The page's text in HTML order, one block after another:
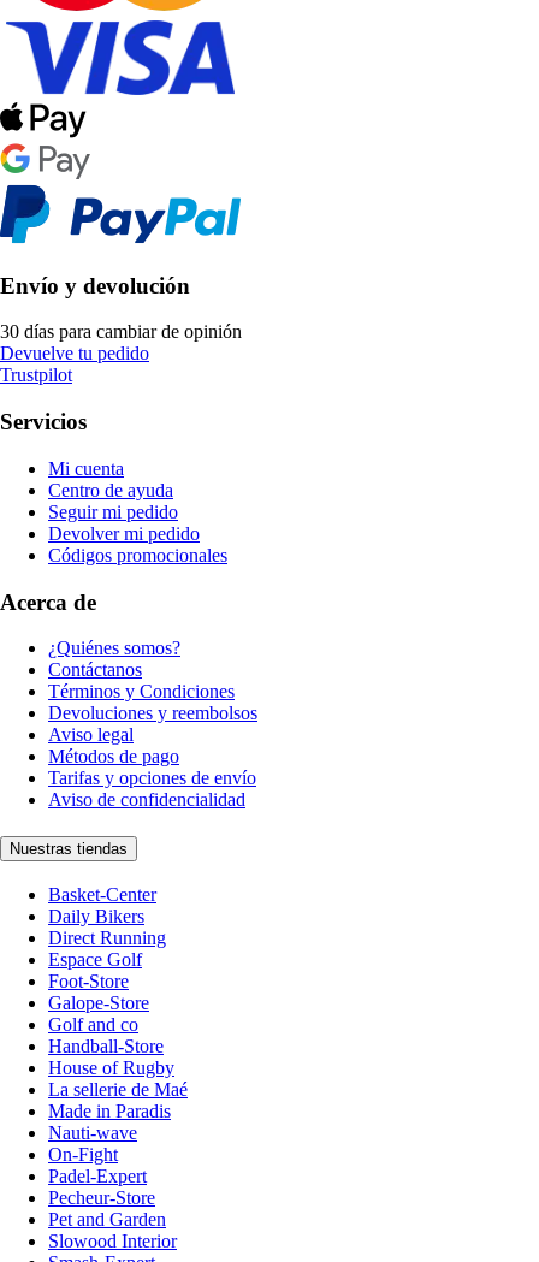
Envío y devolución
30 días para cambiar de opinión
Devuelve tu pedido
Trustpilot
Servicios
Mi cuenta
Centro de ayuda
Seguir mi pedido
Devolver mi pedido
Códigos promocionales
Acerca de
¿Quiénes somos?
Contáctanos
Términos y Condiciones
Devoluciones y reembolsos
Aviso legal
Métodos de pago
Tarifas y opciones de envío
Aviso de confidencialidad
Nuestras tiendas
Basket-Center
Daily Bikers
Direct Running
Espace Golf
Foot-Store
Galope-Store
Golf and co
Handball-Store
House of Rugby
La sellerie de Maé
Made in Paradis
Nauti-wave
On-Fight
Padel-Expert
Pecheur-Store
Pet and Garden
Slowood Interior